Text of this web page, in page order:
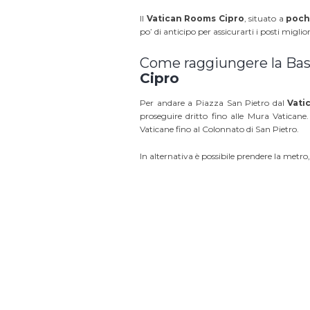
Il Vatican Rooms Cipro , situato a
po’ di anticipo per assicurarti i posti
Come raggiungere la
Cipro
Per andare a Piazza San Pietro dal
proseguire dritto fino alle Mura
Vaticane fino al Colonnato di San Pietro.
In alternativa è possibile prendere la